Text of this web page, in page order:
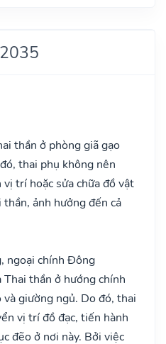
thần ở phòng giã gạo
thai phụ không nên
trí hoặc sửa chữa đồ vật
ảnh hưởng đến cả
ngoại chính Đông
thần ở hướng chính
giường ngủ. Do đó, thai
vị trí đồ đạc, tiến hành
đẽo ở nơi này. Bởi việc